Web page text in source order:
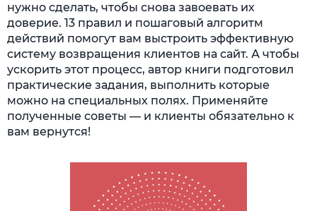
нужно сделать, чтобы снова завоевать их
доверие. 13 правил и пошаговый алгоритм
действий помогут вам выстроить эффективную
систему возвращения клиентов на сайт. А чтобы
ускорить этот процесс, автор книги подготовил
практические задания, выполнить которые
можно на специальных полях. Применяйте
полученные советы — и клиенты обязательно к
вам вернутся!